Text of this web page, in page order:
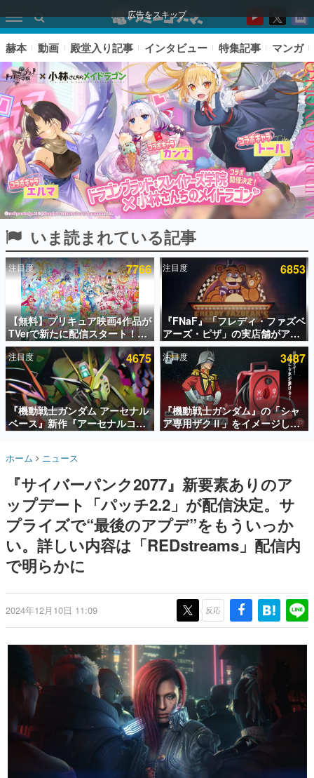
広告をスキップ
ピックアップ
電ファミのいま読まれている記事ランキング
アプリセール情報
インタビュー
連載・特集一覧
殿堂入り記事
SNS拡散数が数千以上！ ページビュー数万以上！ などな
ど。多くの人々に読まれた、電ファミ渾身の“殿堂入り”記
事をまとめました。
名作ゲームクリエイターの方々に製作時のエピソードをお
きます。
赫本
この物語を解いてはいけない。『赫本』は、〈試験問題〉
の形をした短編ホラー小説集です。
新世代に訊く
これからのデジタルゲーム市場を担う若きクリエイター達
ゲーム世代の作家たち
ゲームに多大な影響を受けた作家さんに取材し、ゲームが
画です。
日本モバイルゲーム産業史
日本のモバイルゲーム史における主要なトピック・タイト
ルを網羅するほか、開発者へのインタビューや識者による
解説を掲載。約20年の歴史が一望できる決定版！
若ゲのいたり〜ゲームクリエイターの青春〜
『うつヌケ』『ペンと箸』等で知られるマンガ家・田中圭
一先生によるゲーム業界レポートマンガです。
赫本 動画 殿堂入り記事 インタビュー 特集記事 マンガ
いま読まれている記事
注目度 7766
【無料】プリキュア映画4作品が
TVerで新たに配信スタート！な
んと2018年～2024年の映画ほぼ
すべてが見放題に、ぶっちゃけ
ありえないラインナップ
注目度 6853
『FNaF』「フレディ・ファズベ
アーズ・ピザ」の実店舗がアメ
リカの商業施設「American
Dream」に2027年オープン！
ScottGamesとの共同開発、食
事だけでなくステージショーや
没入型のホラー体験も楽しめる
注目度 4675
『機動戦士ガンダム アーセナル
ベース』新作『アーセナルコマ
ンダー』発表！8月28日からオ
年2月下旬に稼働予定
注目度 3487
『機動戦士ガンダム』の「シャ
ア専用ザクⅡ」をイメージした
散水ホースリールが予約開始。
ム、型式番号などを配置
ホーム ニュース
『サイバーパンク2077』新要素ありのア
ップデート「パッチ2.2」が配信決定。サ
プライズで“最後のアプデ”をもういっか
い。詳しい内容は「REDstreams」配信内
で明らかに
2024年12月10日 11:09 反応